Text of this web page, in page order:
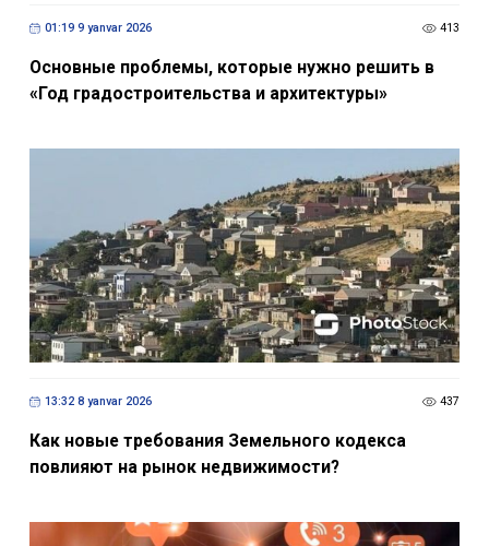
01:19 9 yanvar 2026 413
Основные проблемы, которые нужно решить в
«Год градостроительства и архитектуры»
13:32 8 yanvar 2026 437
Как новые требования Земельного кодекса
повлияют на рынок недвижимости?